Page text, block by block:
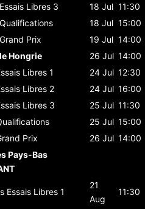
Essais Libres 3 18 Jul 11:30
Qualifications 18 Jul 15:00
Grand Prix 19 Jul 14:00
Hongrie
26 Jul 14:00
Libres 1 24 Jul 12:30
Libres 2 24 Jul 16:00
Libres 3 25 Jul 11:30
25 Jul 15:00
Prix 26 Jul 14:00
Pays-Bas
Essais Libres 1
21
Aug
11:30